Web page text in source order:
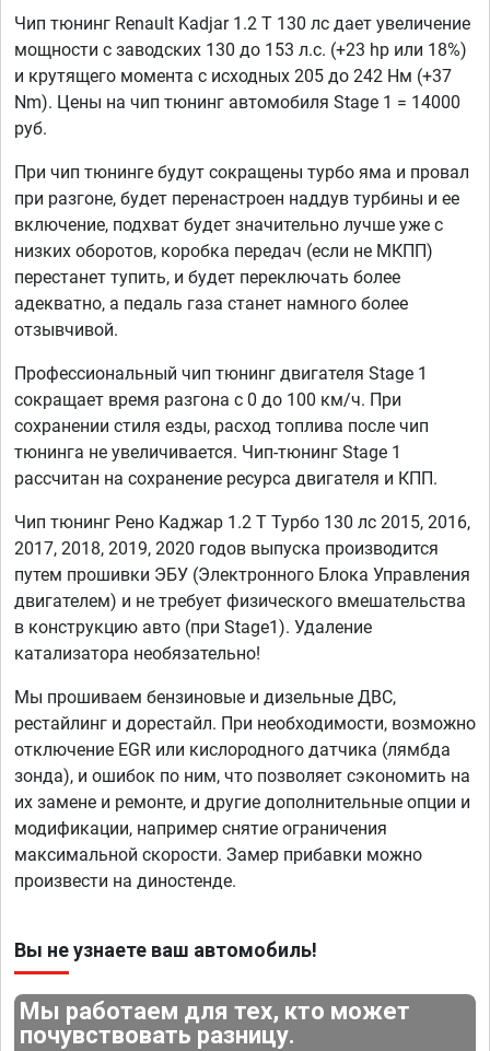
Чип тюнинг Renault Kadjar 1.2 T 130 лс дает увеличение
мощности с заводских 130 до 153 л.с. (+23 hp или 18%)
и крутящего момента с исходных 205 до 242 Нм (+37
Nm). Цены на чип тюнинг автомобиля Stage 1 = 14000
руб.
При чип тюнинге будут сокращены турбо яма и провал
при разгоне, будет перенастроен наддув турбины и ее
включение, подхват будет значительно лучше уже с
низких оборотов, коробка передач (если не МКПП)
перестанет тупить, и будет переключать более
адекватно, а педаль газа станет намного более
отзывчивой.
Профессиональный чип тюнинг двигателя Stage 1
сокращает время разгона с 0 до 100 км/ч. При
сохранении стиля езды, расход топлива после чип
тюнинга не увеличивается. Чип-тюнинг Stage 1
рассчитан на сохранение ресурса двигателя и КПП.
Чип тюнинг Рено Каджар 1.2 T Турбо 130 лс 2015, 2016,
2017, 2018, 2019, 2020 годов выпуска производится
путем прошивки ЭБУ (Электронного Блока Управления
двигателем) и не требует физического вмешательства
в конструкцию авто (при Stage1). Удаление
катализатора необязательно!
Мы прошиваем бензиновые и дизельные ДВС,
рестайлинг и дорестайл. При необходимости, возможно
отключение EGR или кислородного датчика (лямбда
зонда), и ошибок по ним, что позволяет сэкономить на
их замене и ремонте, и другие дополнительные опции и
модификации, например снятие ограничения
максимальной скорости. Замер прибавки можно
произвести на диностенде.
Вы не узнаете ваш автомобиль!
Мы работаем для тех, кто может
почувствовать разницу.